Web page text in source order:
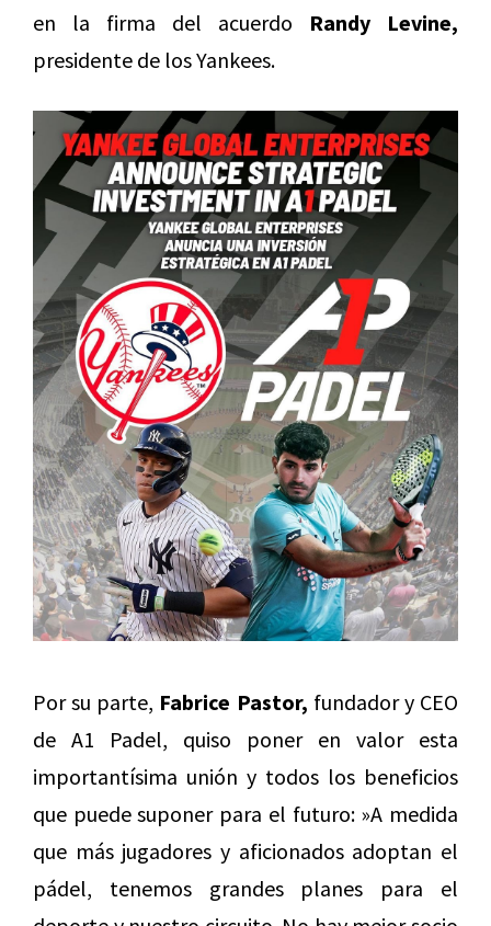
en la firma del acuerdo Randy Levine,
presidente de los Yankees.
Por su parte, Fabrice Pastor, fundador y CEO
de A1 Padel, quiso poner en valor esta
importantísima unión y todos los beneficios
que puede suponer para el futuro: »A medida
que más jugadores y aficionados adoptan el
pádel, tenemos grandes planes para el